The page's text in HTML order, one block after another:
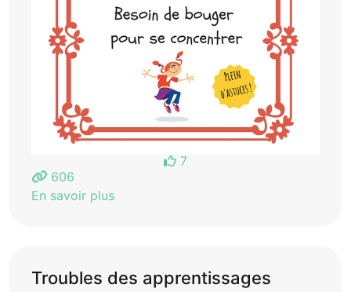
7
606
En savoir plus
Troubles des apprentissages